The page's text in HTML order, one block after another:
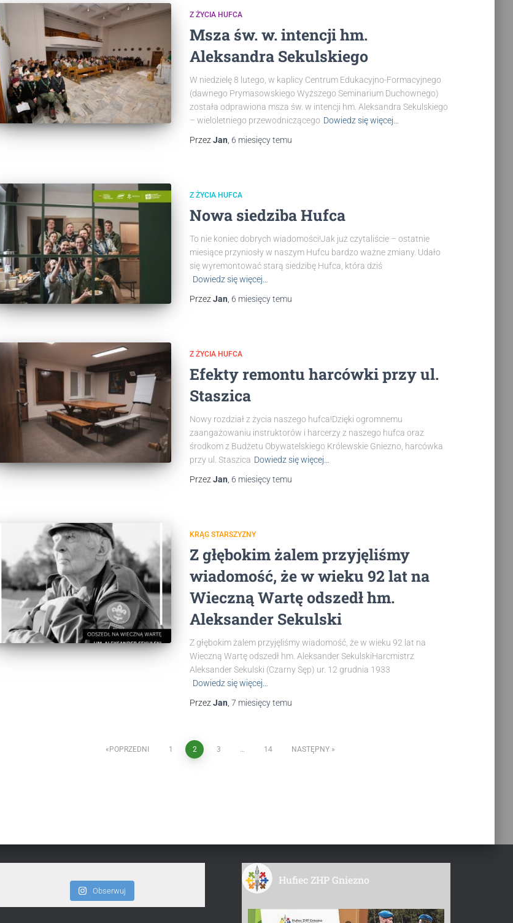
Z ŻYCIA HUFCA
Msza św. w. intencji hm.
Aleksandra Sekulskiego
W niedzielę 8 lutego, w kaplicy Centrum Edukacyjno-Formacyjnego
(dawnego Prymasowskiego Wyższego Seminarium Duchownego)
została odprawiona msza św. w intencji hm. Aleksandra Sekulskiego
– wieloletniego przewodniczącego Dowiedz się więcej…
Przez Jan 6 miesięcytemu
Z ŻYCIA HUFCA
Nowa siedziba Hufca
To nie koniec dobrych wiadomości!Jak już czytaliście – ostatnie
miesiące przyniosły w naszym Hufcu bardzo ważne zmiany. Udało
się wyremontować starą siedzibę Hufca, która dziś
Dowiedz się więcej…
Przez Jan 6 miesięcytemu
Z ŻYCIA HUFCA
Efekty remontu harcówki przy ul.
Staszica
Nowy rozdział z życia naszego hufca!Dzięki ogromnemu
zaangażowaniu instruktorów i harcerzy z naszego hufca oraz
środkom z Budżetu Obywatelskiego Królewskie Gniezno, harcówka
przy ul. Staszica Dowiedz się więcej…
Przez Jan 6 miesięcytemu
KRĄG STARSZYZNY
Z głębokim żalem przyjęliśmy
wiadomość, że w wieku 92 lat na
Wieczną Wartę odszedł hm.
Aleksander Sekulski
Z głębokim żalem przyjęliśmy wiadomość, że w wieku 92 lat na
Wieczną Wartę odszedł hm. Aleksander SekulskiHarcmistrz
Aleksander Sekulski (Czarny Sęp) ur. 12 grudnia 1933
Dowiedz się więcej…
Przez Jan 7 miesięcytemu
POPRZEDNI 1 2 3 14 NASTĘPNY
Obserwuj
Hufiec ZHP Gniezno